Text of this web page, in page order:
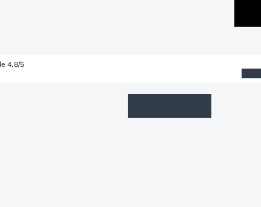
4.8/5